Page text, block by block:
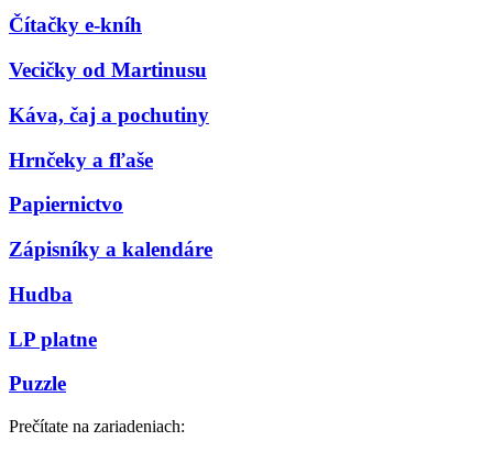
Čítačky e-kníh
Vecičky od Martinusu
Káva, čaj a pochutiny
Hrnčeky a fľaše
Papiernictvo
Zápisníky a kalendáre
Hudba
LP platne
Puzzle
Prečítate na zariadeniach: